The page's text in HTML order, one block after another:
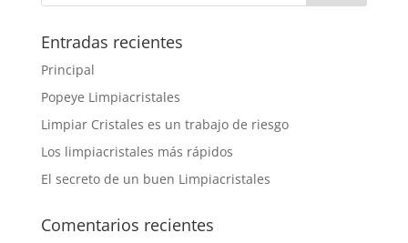
Entradas recientes
Principal
Popeye Limpiacristales
Limpiar Cristales es un trabajo de riesgo
Los limpiacristales más rápidos
El secreto de un buen Limpiacristales
Comentarios recientes